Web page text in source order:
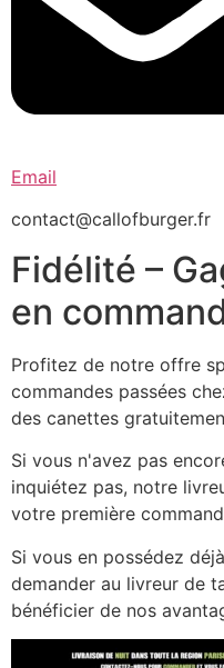
Email
contact@callofburger.fr
Fidélité –
en
Profitez de notre offre
commandes passées
des canettes
Si vous n'avez pas
inquiétez pas, notre
votre première
Si vous en possédez
demander au livreur de
bénéficier de nos